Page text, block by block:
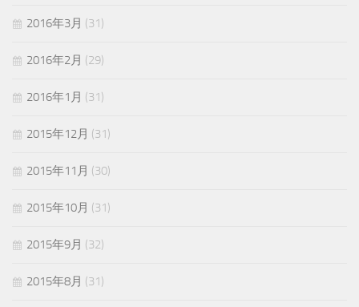
2016年3月 (31)
2016年2月 (29)
2016年1月 (31)
2015年12月 (31)
2015年11月 (30)
2015年10月 (31)
2015年9月 (32)
2015年8月 (31)